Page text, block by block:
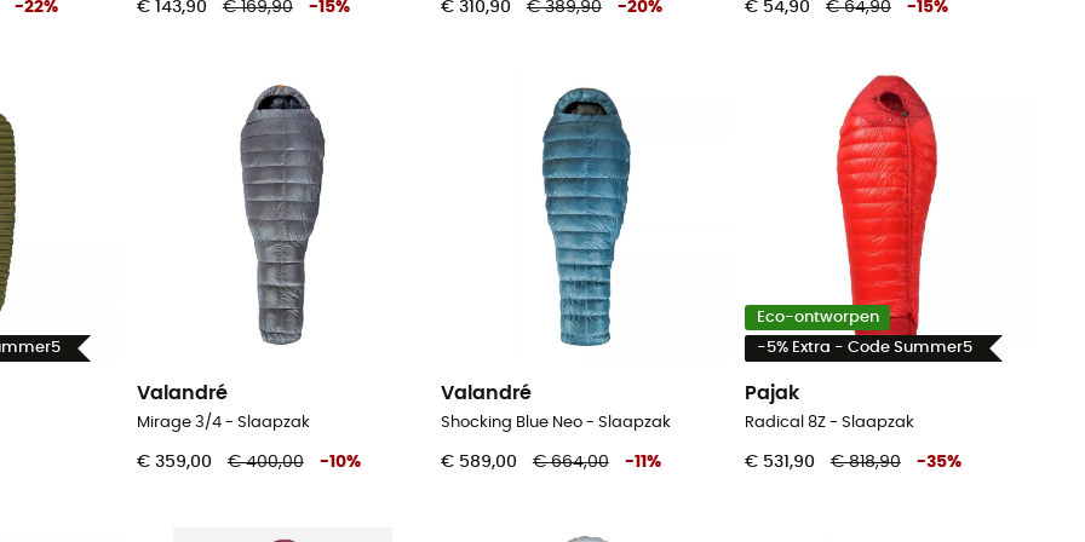
-22% € 143,90 € 169,90 -15% € 310,90 € 389,90 -20% € 54,90 € 64,90 -15%
Valandré
Mirage 3/4 - Slaapzak
€ 359,00 € 400,00 -10%
Valandré
Shocking Blue Neo - Slaapzak
€ 589,00 € 664,00 -11 %
Eco-ontworpen
-5% Extra - Code Summer5
Pajak
Radical 8Z - Slaapzak
€ 531,90 € 818,90 -35%